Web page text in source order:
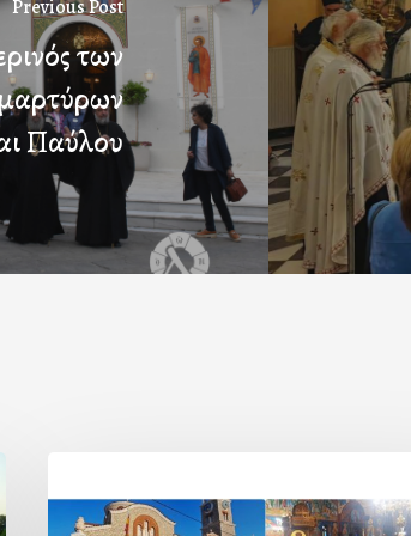
Previous Post
των
Παύλου
εορτή